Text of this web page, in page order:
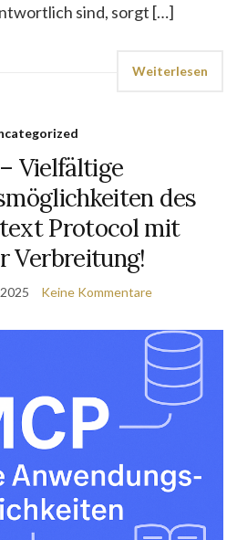
sind, sorgt […]
Weiterlesen
Vielfältige
des
Protocol mit
Verbreitung!
Keine Kommentare